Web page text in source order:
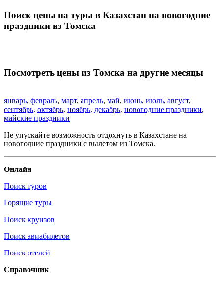
Поиск цены на туры в Казахстан на новогодние
праздники из Томска
Посмотреть цены из Томска на другие месяцы
январь, февраль, март, апрель, май, июнь, июль, август,
сентябрь, октябрь, ноябрь, декабрь, новогодние праздники,
майские праздники
Не упускайте возможность отдохнуть в Казахстане на
новогодние праздники с вылетом из Томска.
Онлайн
Поиск туров
Горящие туры
Поиск круизов
Поиск авиабилетов
Поиск отелей
Справочник